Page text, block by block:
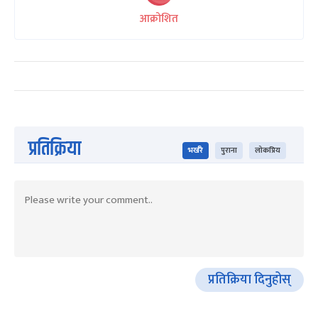
आक्रोशित
प्रतिक्रिया भर्खरै पुराना लोकप्रिय
प्रतिक्रिया दिनुहोस्